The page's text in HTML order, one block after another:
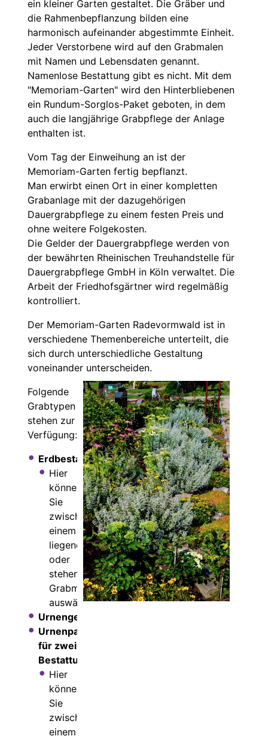
ein kleiner Garten gestaltet. Die Gräber und
die Rahmenbepflanzung bilden eine
harmonisch aufeinander abgestimmte Einheit.
Jeder Verstorbene wird auf den Grabmalen
mit Namen und Lebensdaten genannt.
Namenlose Bestattung gibt es nicht. Mit dem
"Memoriam-Garten" wird den Hinterbliebenen
ein Rundum-Sorglos-Paket geboten, in dem
auch die langjährige Grabpflege der Anlage
enthalten ist.
Vom Tag der Einweihung an ist der
Memoriam-Garten fertig bepflanzt.
Man erwirbt einen Ort in einer kompletten
Grabanlage mit der dazugehörigen
Dauergrabpflege zu einem festen Preis und
ohne weitere Folgekosten.
Die Gelder der Dauergrabpflege werden von
der bewährten Rheinischen Treuhandstelle für
Dauergrabpflege GmbH in Köln verwaltet. Die
Arbeit der Friedhofsgärtner wird regelmäßig
kontrolliert.
Der Memoriam-Garten Radevormwald ist in
verschiedene Themenbereiche unterteilt, die
sich durch unterschiedliche Gestaltung
voneinander unterscheiden.
Folgende
Grabtypen
stehen zur
Verfügung:
Erdbestattung
Hier
können
Sie
zwischen
einem
liegenden
oder
stehenden
Grabmal
auswählen.
Urnengemeinschaftsgrab
Urnenpartnergrab
für zwei
Bestattungen
Hier
können
Sie
zwischen
einem